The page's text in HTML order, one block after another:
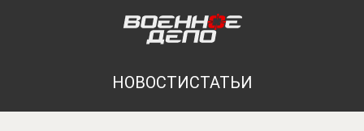
НОВОСТИСТАТЬИ